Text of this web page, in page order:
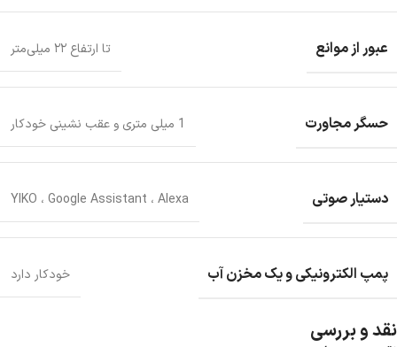
عبور از موانع تا ارتفاع ۲۲ میلی‌متر
حسگر مجاورت 1 میلی متری و عقب نشینی خودکار
دستیار صوتی YIKO ، Google Assistant ، Alexa
پمپ الکترونیکی و یک مخزن آب خودکار دارد
نقد و بررسی